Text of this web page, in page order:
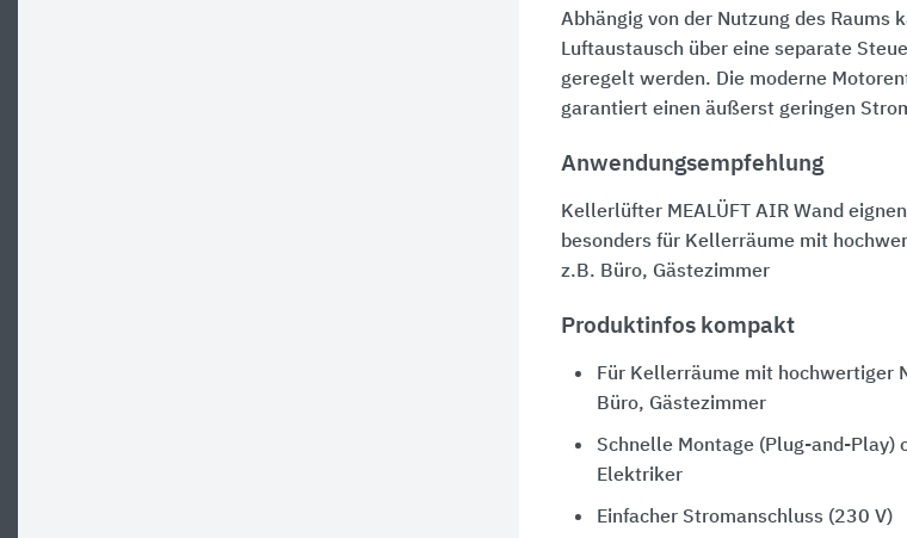
Abhängig von der Nutzung des Raums
Luftaustausch über eine separate
geregelt werden. Die moderne
garantiert einen äußerst geringen
Anwendungsempfehlung
Kellerlüfter MEALÜFT AIR Wand
besonders für Kellerräume mit
z.B. Büro, Gästezimmer
Produktinfos kompakt
Für Kellerräume mit hochwertiger
Büro, Gästezimmer
Schnelle Montage (Plug-and-Play)
Elektriker
Einfacher Stromanschluss (230 V)